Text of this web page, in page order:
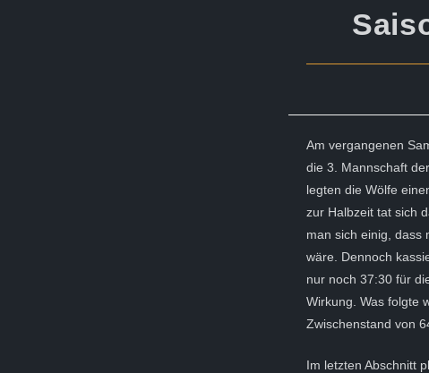
Am vergangenen
die 3. Mannschaft
legten die Wölfe
zur Halbzeit tat sich
man sich einig, dass
wäre. Dennoch
nur noch 37:30 für
Wirkung. Was folgte
Zwischenstand von
Im letzten Abschnitt